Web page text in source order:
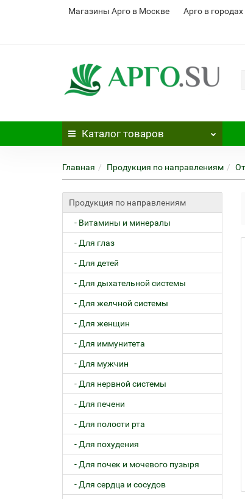
Магазины Арго в Москве Арго в
Каталог товаров
Главная Продукция по направлениям
Продукция по направлениям
- Витамины и минералы
- Для глаз
- Для детей
- Для дыхательной системы
- Для желчной системы
- Для женщин
- Для иммунитета
- Для мужчин
- Для нервной системы
- Для печени
- Для полости рта
- Для похудения
- Для почек и мочевого пузыря
- Для сердца и сосудов